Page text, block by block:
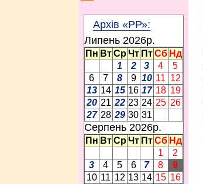
Архів «РР»:
Липень 2026p.
Пн Вт Ср Чт Пт Сб Нд
1
2 3 4
5
6
7 8 9 10 11 12
13 14 15 16 17 18 19
20 21 22 23 24 25 26
27 28 29 30 31
Серпень 2026p.
Пн Вт Ср Чт Пт Сб Нд
1
2
3
4 5 6 7 8
9
10 11 12 13 14 15 16